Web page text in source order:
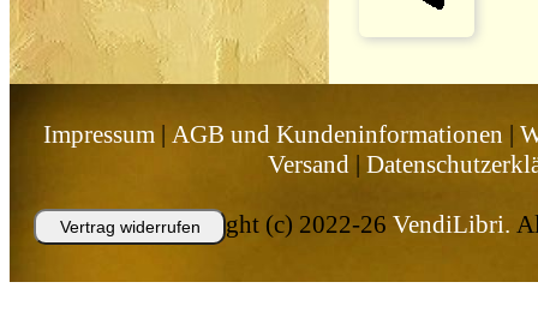
Impressum| AGB und Kundeninformationen|
Versand |
Copyright (c) 2022-26 VendiLibri.
Vertrag widerrufen